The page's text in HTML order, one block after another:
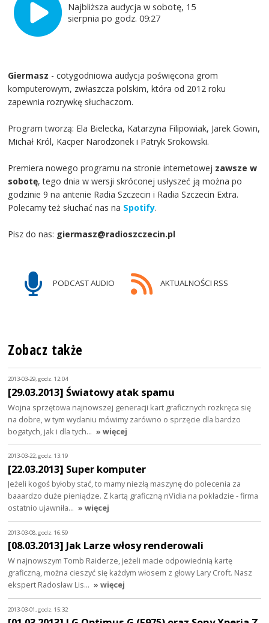
Najbliższa audycja w sobotę, 15
sierpnia po godz. 09:27
Giermasz - cotygodniowa audycja poświęcona grom
komputerowym, zwłaszcza polskim, która od 2012 roku
zapewnia rozrywkę słuchaczom.
Program tworzą: Ela Bielecka, Katarzyna Filipowiak, Jarek Gowin,
Michał Król, Kacper Narodzonek i Patryk Srokowski.
Premiera nowego programu na stronie internetowej zawsze w
sobotę, tego dnia w wersji skróconej usłyszeć ją można po
godzinie 9 na antenie Radia Szczecin i Radia Szczecin Extra.
Polecamy też słuchać nas na Spotify.
Pisz do nas: giermasz@radioszczecin.pl
PODCAST AUDIO AKTUALNOŚCI RSS
Zobacz także
2013-03-29, godz. 12:04
[29.03.2013] Światowy atak spamu
Wojna sprzętowa najnowszej generacji kart graficznych rozkręca się
na dobre, w tym wydaniu mówimy zarówno o sprzęcie dla bardzo
bogatych, jak i dla tych… » więcej
2013-03-22, godz. 13:19
[22.03.2013] Super komputer
Jeżeli kogoś byłoby stać, to mamy niezłą maszynę do polecenia za
baaardzo duże pieniądze. Z kartą graficzną nVidia na pokładzie - firma
ostatnio ujawniła… » więcej
2013-03-08, godz. 16:59
[08.03.2013] Jak Larze włosy renderowali
W najnowszym Tomb Raiderze, jeżeli macie odpowiednią kartę
graficzną, można cieszyć się każdym włosem z głowy Lary Croft. Nasz
ekspert Radosław Lis… » więcej
2013-03-01, godz. 15:32